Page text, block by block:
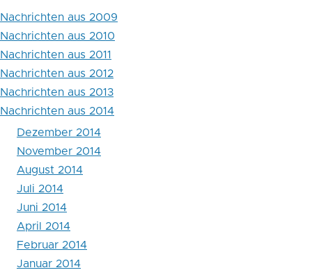
im
Buch
Legalbewährung
nach
strafrechtlichen
Sanktionen
Nachrichten aus 2009
Nachrichten aus 2010
Nachrichten aus 2011
Nachrichten aus 2012
Nachrichten aus 2013
Nachrichten aus 2014
Dezember 2014
November 2014
August 2014
Juli 2014
Juni 2014
April 2014
Februar 2014
Januar 2014